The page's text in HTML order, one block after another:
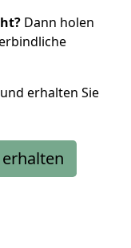
Dann holen
erhalten Sie